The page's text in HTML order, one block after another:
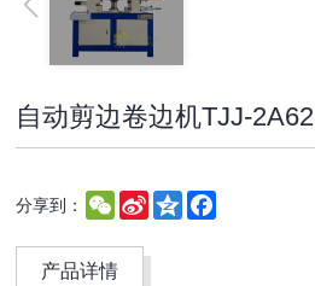
自动剪边卷边机TJJ-2A62
分享到： WeChat
Sina
Weibo
Qzone
产品详情